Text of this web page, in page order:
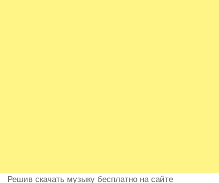
Решив скачать музыку бесплатно на сайте